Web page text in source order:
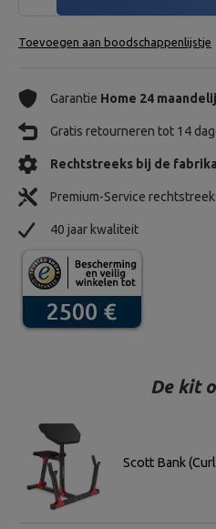
Toevoegen aan boodschappenlijstje
Garantie Home 24
Gratis retourneren tot 14
Rechtstreeks bij de
Premium-Service
40 jaar kwaliteit
De kit
Scott Bank